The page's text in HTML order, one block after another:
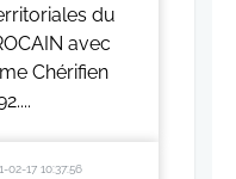
du
avec
Chérifien
02-17 10:37:56